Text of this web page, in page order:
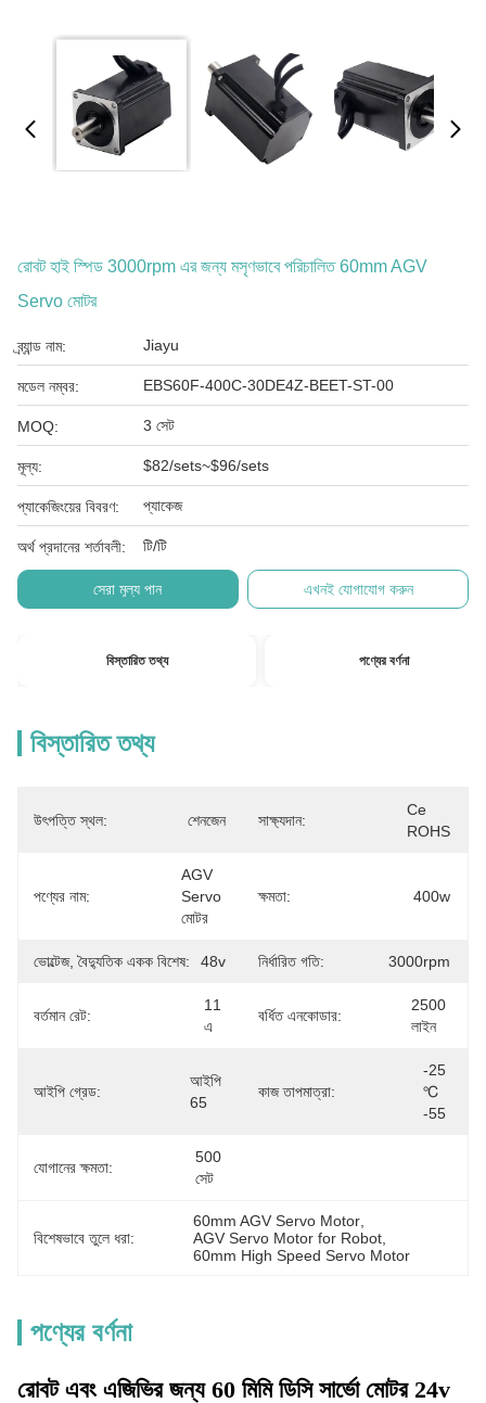
রোবট হাই স্পিড 3000rpm এর জন্য মসৃণভাবে পরিচালিত 60mm AGV
Servo মোটর
ব্র্যান্ড নাম: Jiayu
মডেল নম্বর: EBS60F-400C-30DE4Z-BEET-ST-00
MOQ: 3 সেট
মূল্য: $82/sets~$96/sets
প্যাকেজিংয়ের বিবরণ: প্যাকেজ
অর্থ প্রদানের শর্তাবলী: টি/টি
সেরা মূল্য পান এখনই যোগাযোগ করুন
বিস্তারিত তথ্য পণ্যের বর্ণনা
বিস্তারিত তথ্য
উৎপত্তি স্থল: শেনজেন সাক্ষ্যদান:
Ce
ROHS
পণ্যের নাম:
AGV
Servo
মোটর
ক্ষমতা: 400w
ভোল্টেজ, বৈদ্যুতিক একক বিশেষ: 48v নির্ধারিত গতি: 3000rpm
বর্তমান রেট:
11
এ
বর্ধিত এনকোডার:
2500
লাইন
আইপি গ্রেড:
আইপি
65
কাজ তাপমাত্রা:
-25
℃
-55
যোগানের ক্ষমতা:
500
সেট
বিশেষভাবে তুলে ধরা:
60mm AGV Servo Motor
AGV Servo Motor for Robot
60mm High Speed ​​Servo Motor
পণ্যের বর্ণনা
রোবট এবং এজিভির জন্য 60 মিমি ডিসি সার্ভো মোটর 24v